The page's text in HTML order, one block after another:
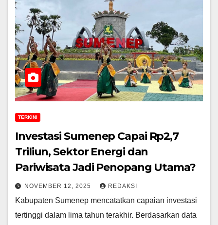
TERKINI
Investasi Sumenep Capai Rp2,7
Triliun, Sektor Energi dan
Pariwisata Jadi Penopang Utama?
NOVEMBER 12, 2025 REDAKSI
Kabupaten Sumenep mencatatkan capaian investasi
tertinggi dalam lima tahun terakhir. Berdasarkan data